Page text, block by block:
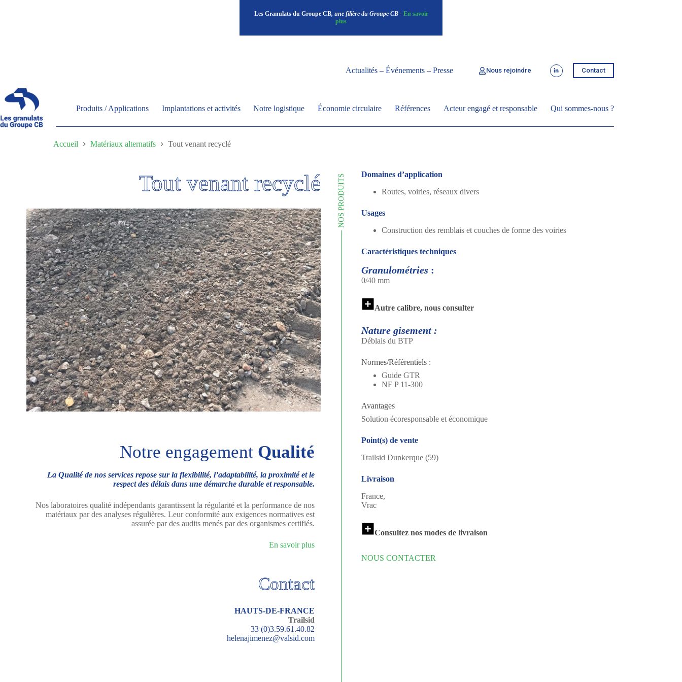
Les Granulats du Groupe CB, une filière du Groupe CB - En savoir
plus
Actualités – Événements – Presse Nous rejoindre Contact
Produits / Applications Implantations et activités Notre logistique Économie circulaire Références Acteur engagé et responsable Qui sommes-nous ?
Accueil Matériaux alternatifs Tout venant recyclé
NOS PRODUITS
Tout venant recyclé
Notre engagement Qualité
La Qualité de nos services repose sur la flexibilité, l’adaptabilité, la proximité et le
respect des délais dans une démarche durable et responsable.
Nos laboratoires qualité indépendants garantissent la régularité et la performance de nos
matériaux par des analyses régulières. Leur conformité aux exigences normatives est
assurée par des audits menés par des organismes certifiés.
En savoir plus
Contact
HAUTS-DE-FRANCE
Trailsid
33 (0)3.59.61.40.82
helenajimenez@valsid.com
Domaines d’application
Routes, voiries, réseaux divers
Usages
Construction des remblais et couches de forme des voiries
Caractéristiques techniques
Granulométries :
0/40 mm
Autre calibre, nous consulter
Nature gisement :
Déblais du BTP
Normes/Référentiels :
Guide GTR
NF P 11-300
Avantages
Solution écoresponsable et économique
Point(s) de vente
Trailsid Dunkerque (59)
Livraison
France,
Vrac
Consultez nos modes de livraison
NOUS CONTACTER